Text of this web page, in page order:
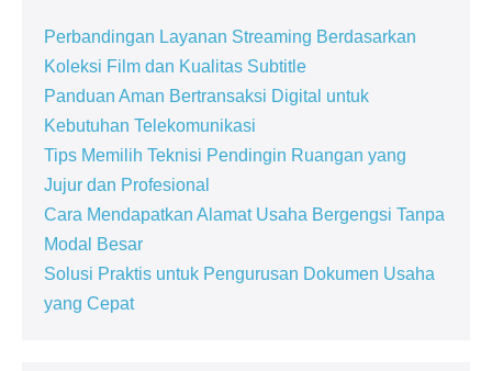
Perbandingan Layanan Streaming Berdasarkan
Koleksi Film dan Kualitas Subtitle
Panduan Aman Bertransaksi Digital untuk
Kebutuhan Telekomunikasi
Tips Memilih Teknisi Pendingin Ruangan yang
Jujur dan Profesional
Cara Mendapatkan Alamat Usaha Bergengsi Tanpa
Modal Besar
Solusi Praktis untuk Pengurusan Dokumen Usaha
yang Cepat